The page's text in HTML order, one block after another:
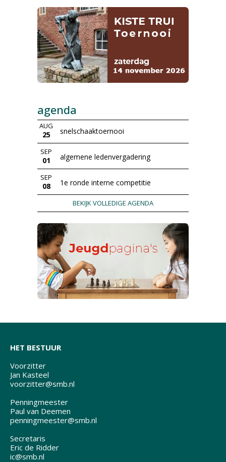
agenda
AUG
25 snelschaaktoernooi
SEP
01 algemene ledenvergadering
SEP
08 1e ronde interne competitie
BEKIJK VOLLEDIGE AGENDA
HET BESTUUR
Voorzitter
Jan Kasteel
voorzitter@smb.nl
Penningmeester
Paul van Deemen
penningmeester@smb.nl
Secretaris
Eric de Ridder
ic@smb.nl